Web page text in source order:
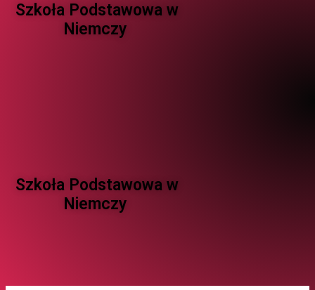
Szkoła Podstawowa w
Niemczy ​
Szkoła Podstawowa w
Niemczy ​